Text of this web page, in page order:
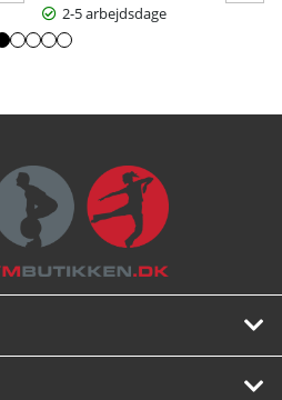
2-5 arbejdsdage